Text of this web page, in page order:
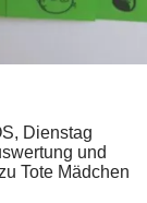
Dienstag
und
Tote Mädchen